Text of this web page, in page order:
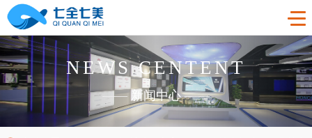
首页
工程案例
NEWS CENTENT
—— 新闻中心 ——